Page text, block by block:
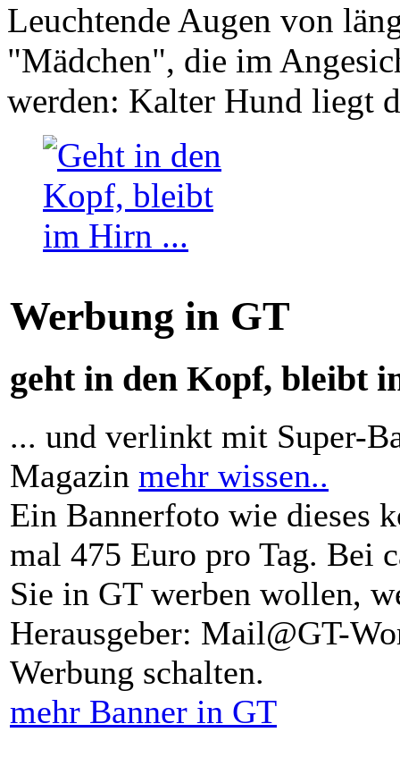
Leuchtende Augen von
"Mädchen", die im
werden: Kalter Hund liegt
Werbung in GT
geht in den Kopf, bleibt
... und verlinkt mit Super-
Magazin mehr wissen..
Ein Bannerfoto wie dieses
mal 475 Euro pro Tag. Bei
Sie in GT werben wollen,
Herausgeber: Mail@GT-
Werbung schalten.
mehr Banner in GT